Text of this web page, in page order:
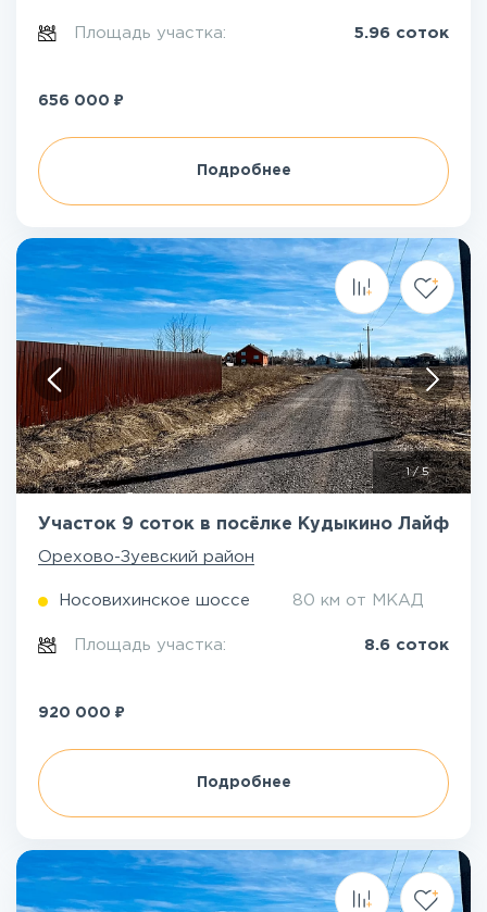
Площадь участка: 5.96 соток
656 000 ₽
Подробнее
1/5
Участок 9 соток в посёлке Кудыкино Лайф
Орехово-Зуевский район
Носовихинское шоссе 80 км от МКАД
Площадь участка: 8.6 соток
920 000 ₽
Подробнее